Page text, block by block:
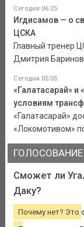
Сегодня 06:25
Игдисамов — о
ЦСКА
Главный тренер
Дмитрия
Сегодня 05:05
«Галатасарай»
условиям
«Галатасарай»
«Локомотивом»
ГОЛОСОВАНИЕ
Сможет ли
Даку?
Почему нет? Это